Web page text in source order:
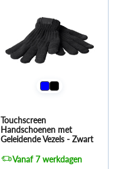
Touchscreen
Handschoenen met
Geleidende Vezels - Zwart
Vanaf 7 werkdagen